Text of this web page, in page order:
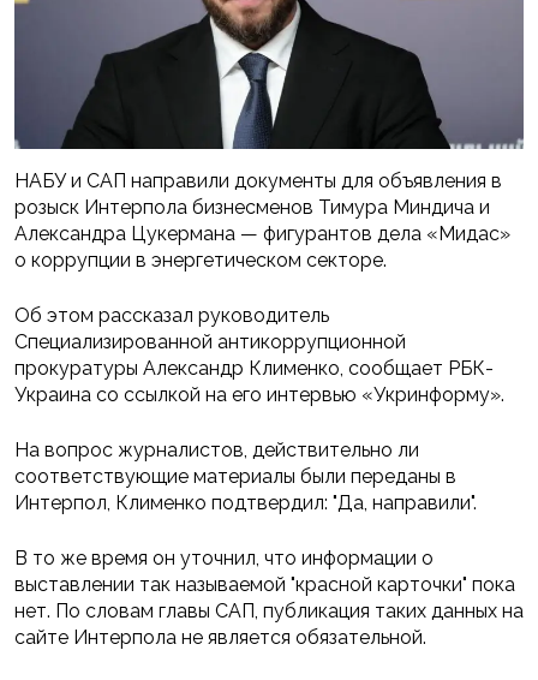
НАБУ и САП направили документы для объявления в
розыск Интерпола бизнесменов Тимура Миндича и
Александра Цукермана — фигурантов дела «Мидас»
о коррупции в энергетическом секторе.
Об этом рассказал руководитель
Специализированной антикоррупционной
прокуратуры Александр Клименко, сообщает РБК-
Украина со ссылкой на его интервью «Укринформу».
На вопрос журналистов, действительно ли
соответствующие материалы были переданы в
Интерпол, Клименко подтвердил: "Да, направили".
В то же время он уточнил, что информации о
выставлении так называемой "красной карточки" пока
нет. По словам главы САП, публикация таких данных на
сайте Интерпола не является обязательной.